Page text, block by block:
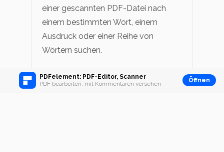
PDFelement: PDF-Editor, Scanner
PDF bearbeiten, mit Kommentaren versehen
Öffnen
einer gescannten PDF-Datei nach
einem bestimmten Wort, einem
Ausdruck oder einer Reihe von
Wörtern suchen.